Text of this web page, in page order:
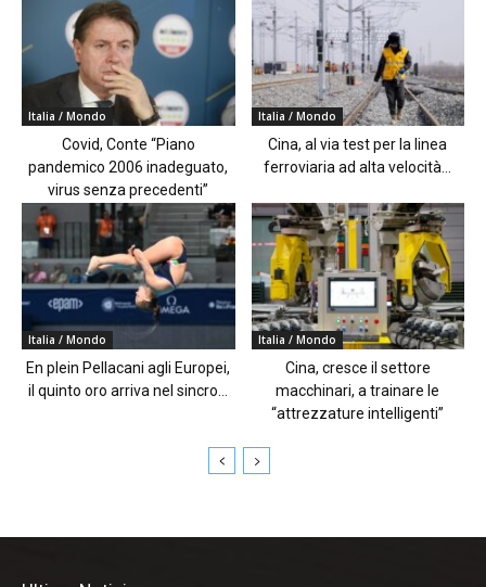
Italia / Mondo
Covid, Conte “Piano
pandemico 2006 inadeguato,
virus senza precedenti”
Italia / Mondo
Cina, al via test per la linea
ferroviaria ad alta velocità...
Italia / Mondo
En plein Pellacani agli Europei,
il quinto oro arriva nel sincro...
Italia / Mondo
Cina, cresce il settore
macchinari, a trainare le
“attrezzature intelligenti”